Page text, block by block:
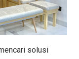
solusi